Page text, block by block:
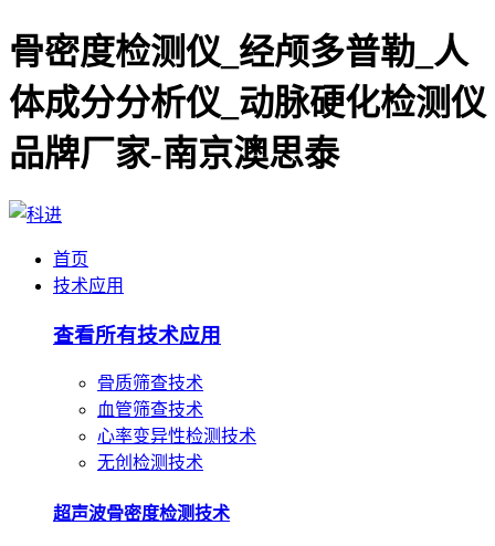
骨密度检测仪_经颅多普勒_人
体成分分析仪_动脉硬化检测仪
品牌厂家-南京澳思泰
首页
技术应用
查看所有技术应用
骨质筛查技术
血管筛查技术
心率变异性检测技术
无创检测技术
超声波骨密度检测技术